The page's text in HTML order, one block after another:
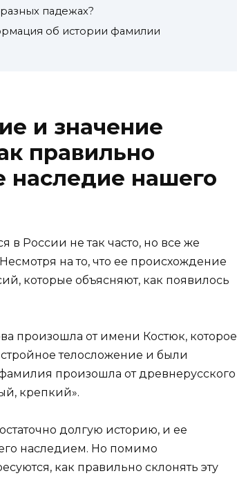
падежах?
об истории фамилии
и значение
правильно
наследие нашего
в России не так часто, но все же
на то, что ее происхождение
которые объясняют, как появилось
произошла от имени Костюк, которое
телосложение и были
произошла от древнерусского
крепкий».
долгую историю, и ее
наследием. Но помимо
как правильно склонять эту